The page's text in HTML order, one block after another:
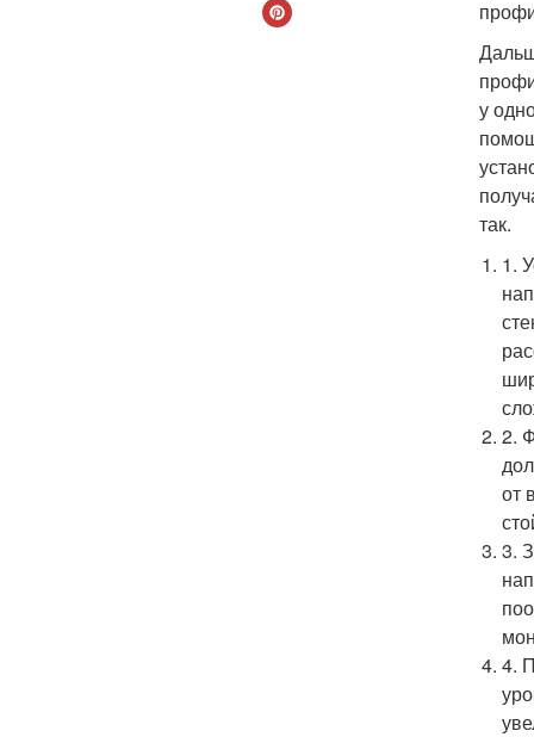
у
так.
1.
2.
от
3.
4.